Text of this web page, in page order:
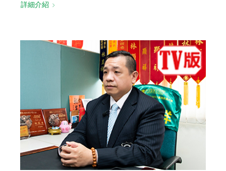
詳細介紹